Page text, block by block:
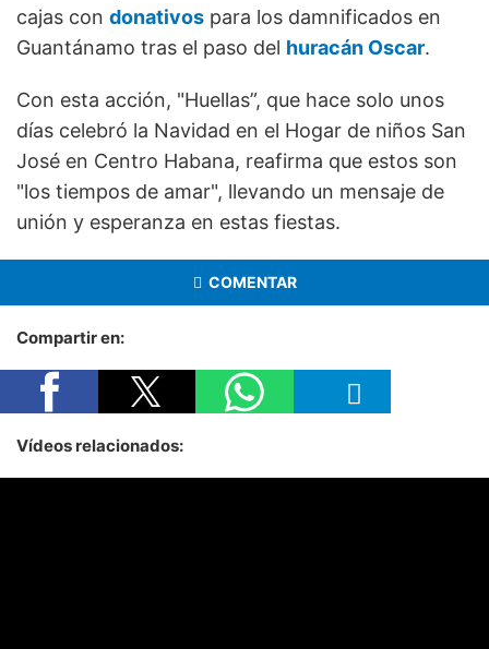
cajas con donativos para los damnificados en
Guantánamo tras el paso del huracán Oscar.
Con esta acción, "Huellas”, que hace solo unos
días celebró la Navidad en el Hogar de niños San
José en Centro Habana, reafirma que estos son
"los tiempos de amar", llevando un mensaje de
unión y esperanza en estas fiestas.
COMENTAR
Compartir en:
Vídeos relacionados: